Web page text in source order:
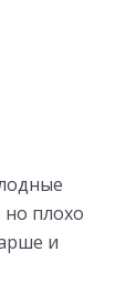
плохо
и